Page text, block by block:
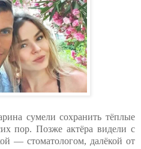
сумели сохранить тёплые
пор. Позже актёра видели с
— стоматологом, далёкой от